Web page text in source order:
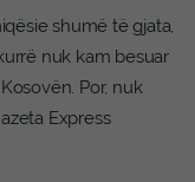
shumë të gjata,
nuk kam besuar
Por, nuk
Express